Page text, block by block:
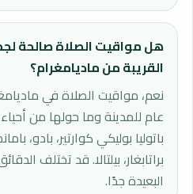
هل مواقيت الصلاة صالحة
القريبة من ماديامغرام؟
نعم، مواقيت الصلاة في
عام للمدينة وما حولها من
باتوليا بوليكي كوارتير، بادو،
براتابغار، بيلتالا. قد تختلف
البعيدة جدًا.